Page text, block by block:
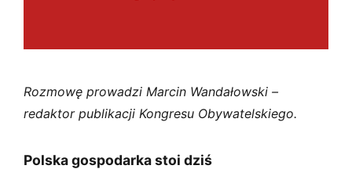
Rozmowę prowadzi Marcin Wandałowski –
redaktor publikacji Kongresu Obywatelskiego.
Polska gospodarka stoi dziś